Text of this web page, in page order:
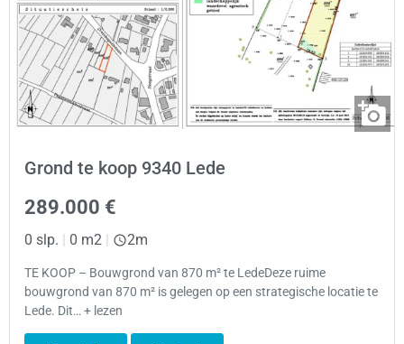
Grond te koop 9340 Lede
289.000 €
0 slp. | 0 m2 | 2m
TE KOOP – Bouwgrond van 870 m² te LedeDeze ruime
bouwgrond van 870 m² is gelegen op een strategische locatie te
Lede. Dit… + lezen